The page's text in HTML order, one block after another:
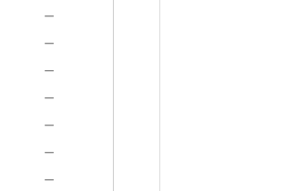
－
－
－
－
－
－
－